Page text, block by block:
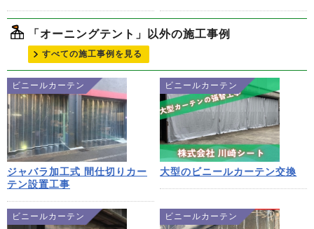
「オーニングテント」以外の施工事例
すべての施工事例を見る
ビニールカーテン
ジャバラ加工式 間仕切りカー
テン設置工事
ビニールカーテン
大型のビニールカーテン交換
ビニールカーテン ビニールカーテン